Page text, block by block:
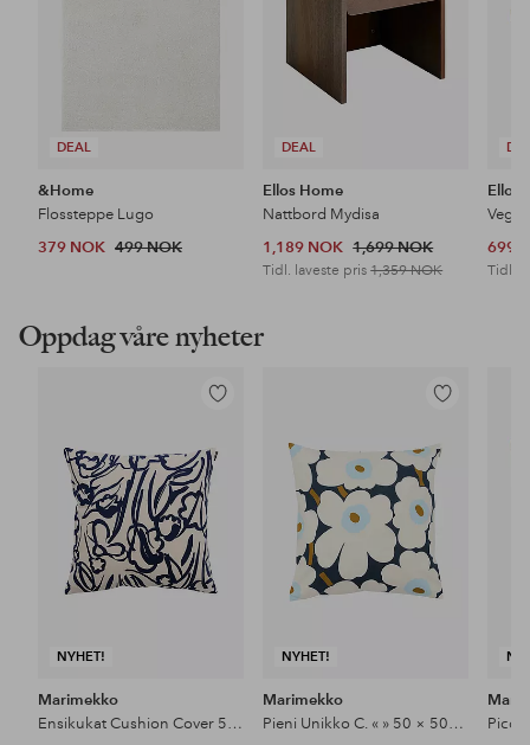
DEAL
&Home
Flossteppe Lugo
379 NOK 499 NOK
DEAL
Ellos Home
Nattbord Mydisa
1,189 NOK 1,699 NOK
Tidl. laveste pris1,359 NOK
Ellos
699
Tidl.
Oppdag våre nyheter
NYHET!
Legg
favoritter
Marimekko
Ensikukat Cushion Cover 50×50
NYHET!
Legg
favoritter
Marimekko
Pieni Unikko C. « » 50 × 50Cover